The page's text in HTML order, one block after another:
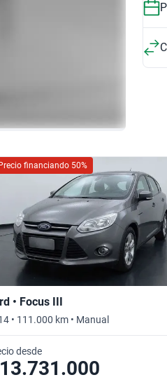
financiando 50%
• Focus III
• 111.000 km • Manual
desde
13.731.000